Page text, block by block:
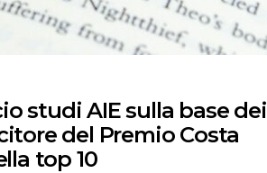
studi AIE sulla base dei
del Premio Costa
top 10